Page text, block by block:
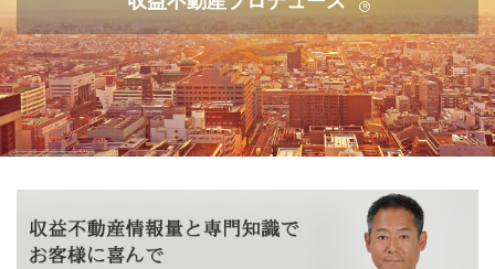
R
ゲストハウス・土地
工場・倉庫などあらゆる事業用不動産
収益不動産・事業用不動産の事
ならお任せください